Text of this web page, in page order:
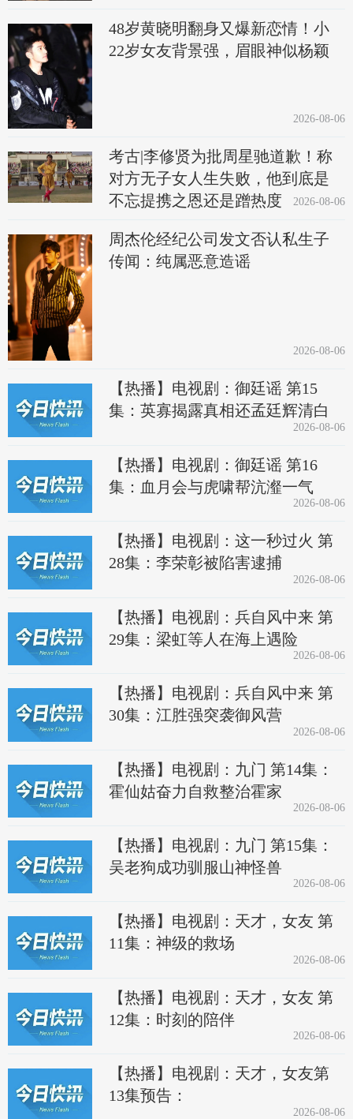
48岁黄晓明翻身又爆新恋情！小
22岁女友背景强，眉眼神似杨颖
2026-08-06
考古|李修贤为批周星驰道歉！称
对方无子女人生失败，他到底是
不忘提携之恩还是蹭热度
2026-08-06
周杰伦经纪公司发文否认私生子
传闻：纯属恶意造谣
2026-08-06
【热播】电视剧：御廷谣 第15
集：英寡揭露真相还孟廷辉清白
2026-08-06
【热播】电视剧：御廷谣 第16
集：血月会与虎啸帮沆瀣一气
2026-08-06
【热播】电视剧：这一秒过火 第
28集：李荣彰被陷害逮捕
2026-08-06
【热播】电视剧：兵自风中来 第
29集：梁虹等人在海上遇险
2026-08-06
【热播】电视剧：兵自风中来 第
30集：江胜强突袭御风营
2026-08-06
【热播】电视剧：九门 第14集：
霍仙姑奋力自救整治霍家
2026-08-06
【热播】电视剧：九门 第15集：
吴老狗成功驯服山神怪兽
2026-08-06
【热播】电视剧：天才，女友 第
11集：神级的救场
2026-08-06
【热播】电视剧：天才，女友 第
12集：时刻的陪伴
2026-08-06
【热播】电视剧：天才，女友第
13集预告：
2026-08-06